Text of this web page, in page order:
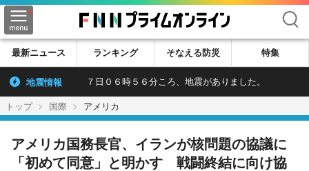
検索
最新ニュース ランキング そなえる防災 特集
地震情報 ７日０６時５６分ころ、地震がありました。
トップ 国際 アメリカ
アメリカ国務長官、イランが核問題の協議に
「初めて同意」と明かす 戦闘終結に向け協